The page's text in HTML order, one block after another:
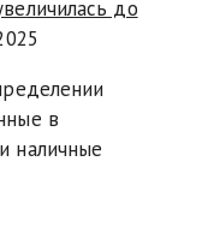
до
в
наличные